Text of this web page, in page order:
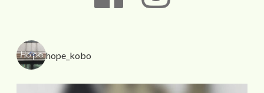
hope_kobo